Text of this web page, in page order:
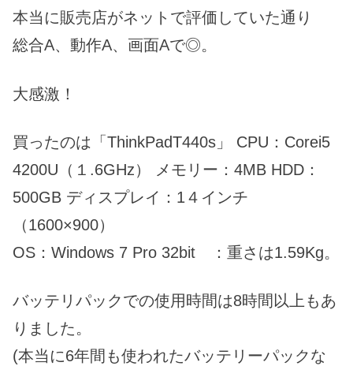
本当に販売店がネットで評価していた通り
総合A、動作A、画面Aで◎。
大感激！
買ったのは「ThinkPadT440s」 CPU：Corei5
4200U（１.6GHz） メモリー：4MB HDD：
500GB ディスプレイ：1４インチ
（1600×900）
OS：Windows 7 Pro 32bit ：重さは1.59Kg。
バッテリパックでの使用時間は8時間以上もあ
りました。
(本当に6年間も使われたバッテリーパックな